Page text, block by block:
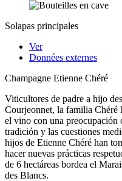
Solapas principales
Ver
Données externes
Champagne Etienne Chéré
Viticultores de padre a hijo
Courjeonnet, la familia Chéré
el vino con una preocupación
tradición y las cuestiones
hijos de Etienne Chéré han
hacer nuevas prácticas
de 6 hectáreas bordea el
des Blancs.